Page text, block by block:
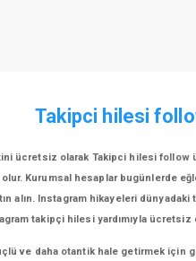
Takipci hilesi
ücretsiz olarak Takipci hilesi follow
Kurumsal hesaplar bugünlerde
alın. Instagram hikayeleri dünyadaki
takipçi hilesi yardımıyla ücretsiz
ve daha otantik hale getirmek için